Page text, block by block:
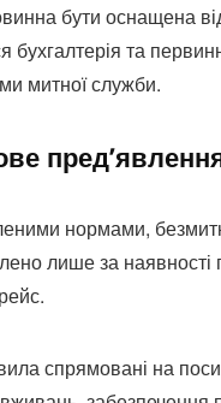
бути оснащена
бухгалтерія та
митної служби.
нормами,
лише за наявності
спрямовані на